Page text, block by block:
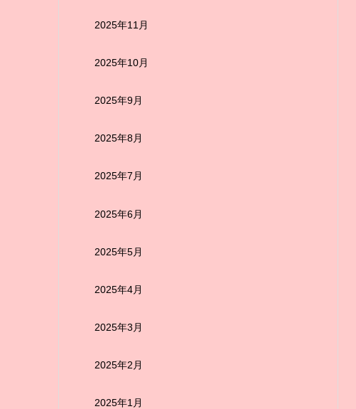
2025年11月
2025年10月
2025年9月
2025年8月
2025年7月
2025年6月
2025年5月
2025年4月
2025年3月
2025年2月
2025年1月